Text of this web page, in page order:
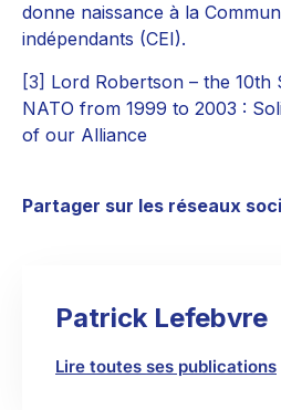
donne naissance à la
indépendants (CEI).
[3] Lord Robertson – the
NATO from 1999 to 2003 :
of our Alliance
Partager sur les réseaux
Patrick Lefebvre
Lire toutes ses publications